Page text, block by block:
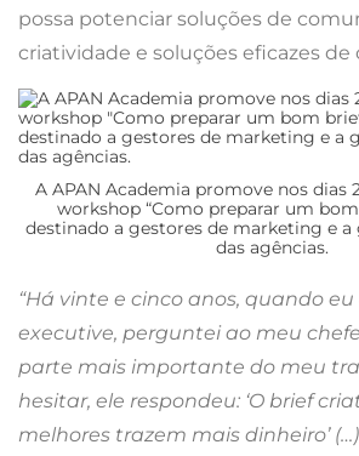
possa potenciar soluções de
criatividade e soluções eficazes de
A APAN Academia promove nos dias
workshop “Como preparar um
destinado a gestores de marketing e a
das agências.
“Há vinte e cinco anos, quando
executive, perguntei ao meu
parte mais importante do meu
hesitar, ele respondeu: ‘O brief
melhores trazem mais dinheiro’